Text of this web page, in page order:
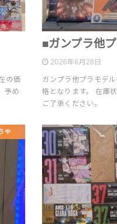
の価
予め
■ガンプラ他
2026年6月28日
ガンプラ他プラモデ
格となります。 在庫
ご了承ください。
ゃ